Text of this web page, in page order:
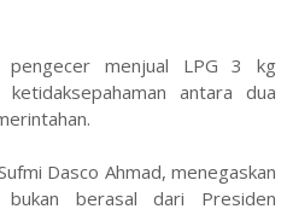
pengecer menjual LPG 3 kg
antara dua
Dasco Ahmad, menegaskan
berasal dari Presiden